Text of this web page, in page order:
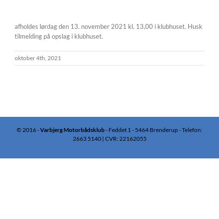
afholdes lørdag den 13. november 2021 kl. 13,00 i klubhuset. Husk
tilmelding på opslag i klubhuset.
oktober 4th, 2021
© 2016 -Varbjerg Motorbådsklub- Feddet 1 - 5464 Brenderup - Telefon:
2663 5140 | CVR: 22162055